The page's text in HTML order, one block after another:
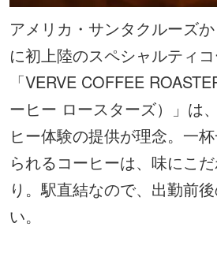
アメリカ・サンタクルーズ
に初上陸のスペシャルティ
「VERVE COFFEE
ーヒー ロースターズ）」は
ヒー体験の提供が理念。一
られるコーヒーは、味にこ
り。駅直結なので、出勤前
い。